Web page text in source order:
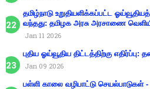
தமிழ்நாடு உறுதியளிக்கப்பட்ட
வந்தது: தமிழக அரசு அரசாணை
Jan 11 2026
புதிய ஓய்வூதிய திட்டத்திற்கு
Jan 09 2026
பள்ளி காலை வழிபாட்டு செயல்பாடுகள் -